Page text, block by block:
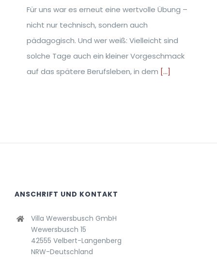
Für uns war es erneut eine wertvolle Übung –
nicht nur technisch, sondern auch
pädagogisch. Und wer weiß: Vielleicht sind
solche Tage auch ein kleiner Vorgeschmack
auf das spätere Berufsleben, in dem [...]
ANSCHRIFT UND KONTAKT
Villa Wewersbusch GmbH
Wewersbusch 15
42555 Velbert-Langenberg
NRW-Deutschland